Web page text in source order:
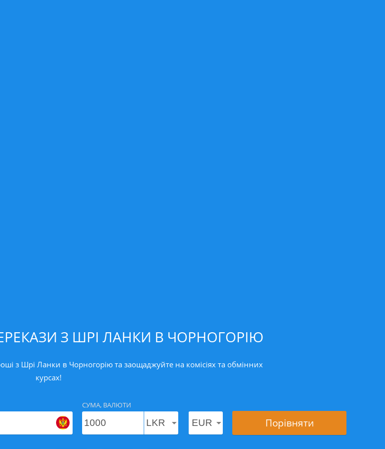
З ШРІ ЛАНКИ В ЧОРНОГОРІЮ
з Шрі Ланки в Чорногорію та заощаджуйте на комісіях та обмінних
курсах!
СУМА, ВАЛЮТИ
Порівняти